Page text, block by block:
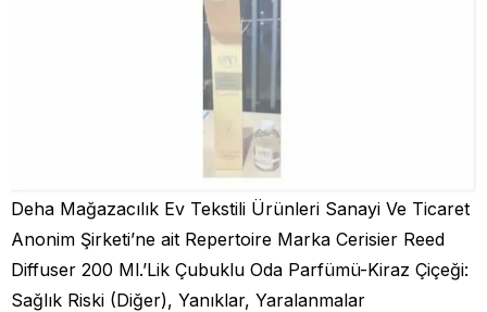
Deha Mağazacılık Ev Tekstili Ürünleri Sanayi Ve Ticaret
Anonim Şirketi’ne ait Repertoire Marka Cerisier Reed
Diffuser 200 Ml.’Lik Çubuklu Oda Parfümü-Kiraz Çiçeği:
Sağlık Riski (Diğer), Yanıklar, Yaralanmalar